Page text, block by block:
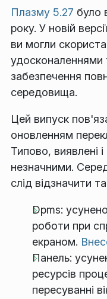
Плазму 5.27 було
року. У новій
ви могли
забезпечення
середовища.
Цей випуск
оновленням
Типово, виявлені
незначними.
слід відзначити
Dpms:
роботи при
екраном.
Панель:
ресурсів
пересуванні